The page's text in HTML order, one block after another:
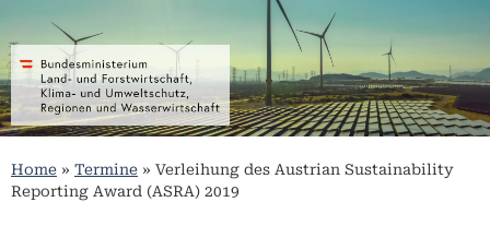
Home » Termine » Verleihung des Austrian Sustainability
Reporting Award (ASRA) 2019